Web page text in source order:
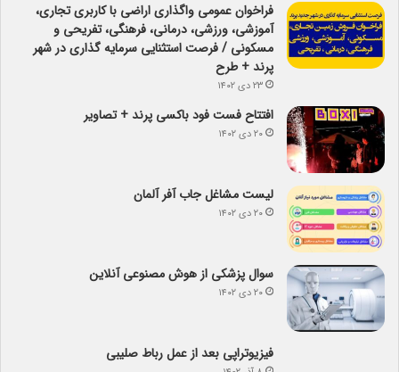
فراخوان عمومی واگذاری اراضی با کاربری تجاری،
آموزشی، ورزشی، درمانی، فرهنگی، تفریحی و
مسکونی / فرصت استثنایی سرمایه گذاری در شهر
پرند + طرح
۲۳ دی ۱۴۰۲
افتتاح فست فود باکسی پرند + تصاویر
۲۰ دی ۱۴۰۲
لیست مشاغل جاب آفر آلمان
۲۰ دی ۱۴۰۲
سوال پزشکی از هوش مصنوعی آنلاین
۲۰ دی ۱۴۰۲
فیزیوتراپی بعد از عمل رباط صلیبی